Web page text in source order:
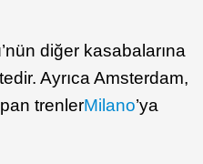
diğer kasabalarına
Ayrıca Amsterdam,
trenlerMilano’ya